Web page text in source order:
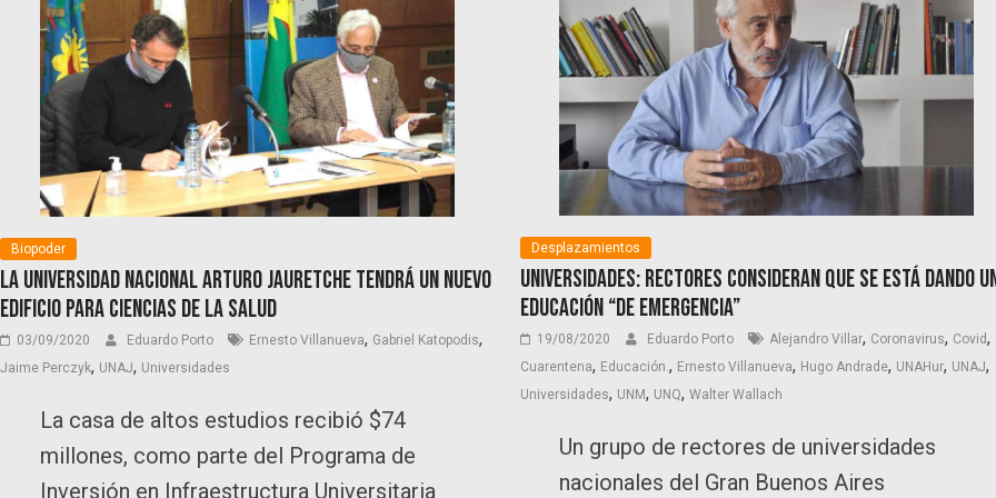
Biopoder
La UniversIdad Nacional Arturo Jauretche tendrá un nuevo
edificio para Ciencias de la Salud
03/09/2020 Eduardo Porto Ernesto Villanueva, Gabriel Katopodis,
Jaime Perczyk, UNAJ, Universidades
La casa de altos estudios recibió $74
millones, como parte del Programa de
Inversión en Infraestructura Universitaria
Desplazamientos
Universidades: rectores consideran que se está dando
educación “de emergencia”
19/08/2020 Eduardo Porto Alejandro Villar, Coronavirus, Covid,
Cuarentena, Educación., Ernesto Villanueva, Hugo Andrade, UNAHur, UNAJ,
Universidades, UNM, UNQ, Walter Wallach
Un grupo de rectores de universidades
nacionales del Gran Buenos Aires